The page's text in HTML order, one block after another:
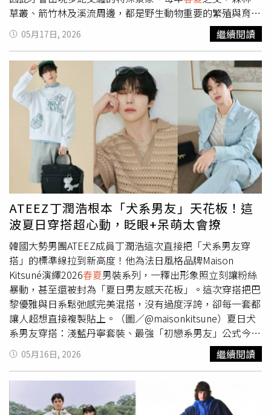
草叢、箭竹林及溪流周邊，都是野生動物重要的繁殖與育幼
棲地，陽明山國家公園提醒，民眾若在戶外活動時巧遇動物
「熱戀現場」，應保持適當距離與安靜，避免驚擾動物，也
切勿為了近距離拍攝而離開步道、強行開闢路徑，以免破壞
棲地環境。這一幕讓網友直呼「長知識了」，也有山友提到
是一級保育赤腹游蛇，「能看到赤腹不容易，祖上有德
啊」、「赤腹游蛇～好難得的畫面耶」，此外，也有不少網
友聯想到近期「擎天崗野戰事件」而歪樓，「原來陽明山不
只擎天崗有難得四腳獸連結，也有難得看到爬蟲類連結」、
「擎天崗比較令人害羞」、「擎天崗也可以看到，生物真奧
妙，陽明山生態真好」。
05月17日, 2026 繼續閱讀
ATEEZ丁潤浩根本「犬系男友」天花板！這
波夏日穿搭超心動，眨眼+呆萌太會撩
韓國大勢男團ATEEZ成員丁潤浩這次直接把「犬系男友穿
搭」的標準線拉到新高度！他為法日風格品牌Maison
Kitsuné演繹2026春夏男裝系列，一釋出形象照立刻讓粉絲
暴動，甚至還被封為「夏日男友感天花板」。這次穿搭把巴
黎優雅與日系鬆弛感完美混搭，沒有過度浮誇，卻每一套都
讓人超想直接複製貼上。（圖／@maisonkitsune）夏日犬
系男友穿搭：淺藍丹寧套裝、最強「初戀系男友」公式今年
夏天，丹寧套裝根本重新殺回潮流中心，而丁潤浩這套淺藍
丹寧穿搭，根本最強「初戀系男友」公式。不同於過去厚重
的工裝感，Maison Kitsuné這次把丹寧變得更輕盈柔和，搭
配自然寬鬆輪廓，看起來完全沒有距離感。（圖／
@maisonkitsune）尤其淺藍色在夏天真的超作弊，不只視
05月16日, 2026 繼續閱讀